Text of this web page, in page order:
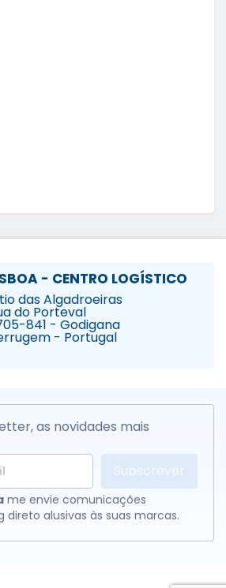
- CENTRO LOGÍSTICO
das Algadroeiras
do Porteval
841 - Godigana
- Portugal
as novidades mais
Subscrever
me envie comunicações
alusivas às suas marcas.